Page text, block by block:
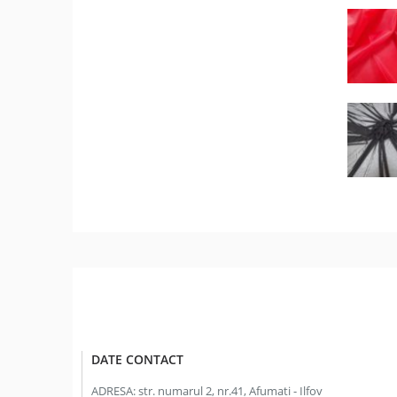
DATE CONTACT
ADRESA:str. numarul 2, nr.41, Afumati - Ilfov